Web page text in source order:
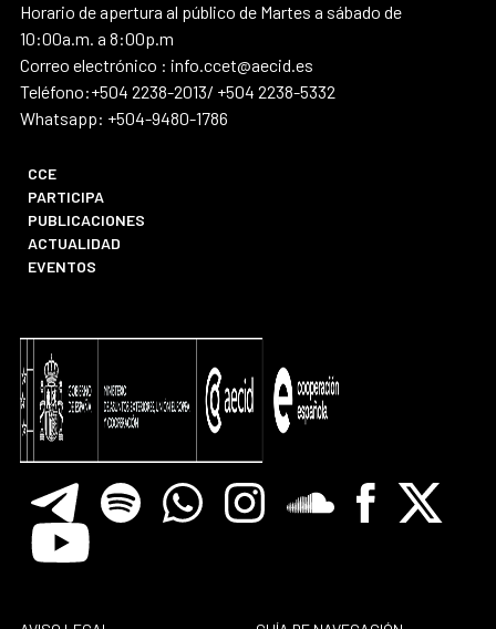
Horario de apertura al público de Martes a sábado de
10:00a.m. a 8:00p.m
Correo electrónico : info.ccet@aecid.es
Teléfono:+504 2238-2013/ +504 2238-5332
Whatsapp: +504-9480-1786
CCE
PARTICIPA
PUBLICACIONES
ACTUALIDAD
EVENTOS
TelegramSpotify WhatsappInstagramSoundcloreFacebook
X
Youtube